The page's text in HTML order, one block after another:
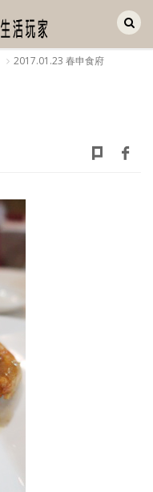
2017.01.23 春申食府